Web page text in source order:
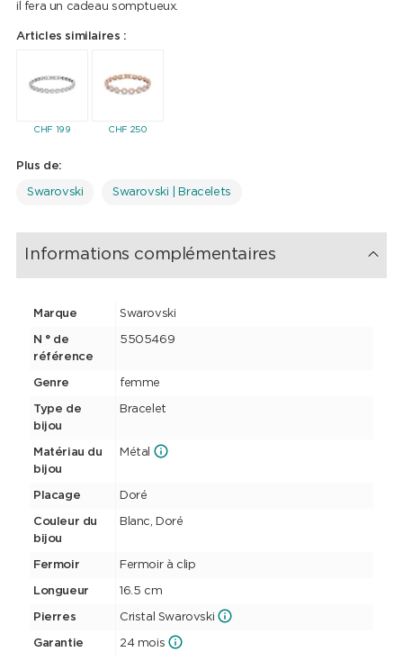
il fera un cadeau somptueux.
Articles similaires :
CHF 199 CHF 250
Plus de:
Swarovski Swarovski | Bracelets
Informations complémentaires
Marque Swarovski
N ° de
référence
5505469
Genre femme
Type de
bijou
Bracelet
Matériau du
bijou
Métal
Placage Doré
Couleur du
bijou
Blanc, Doré
Fermoir Fermoir à clip
Longueur 16.5 cm
Pierres Cristal Swarovski
Garantie 24 mois